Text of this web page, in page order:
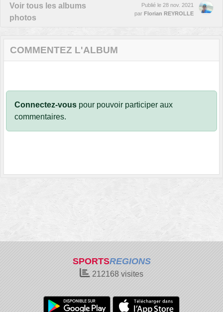
Voir tous les albums
photos
Publié le 28 nov. 2021
par Florian REYROLLE
COMMENTEZ L'ALBUM
Connectez-vous pour pouvoir participer aux
commentaires.
SPORTSREGIONS
212168 visites